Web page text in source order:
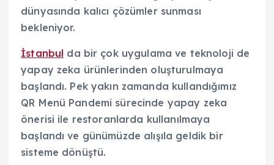
dünyasında kalıcı çözümler sunması
bekleniyor.
İstanbul da bir çok uygulama ve teknoloji de
yapay zeka ürünlerinden oluşturulmaya
başlandı. Pek yakın zamanda kullandığımız
QR Menü Pandemi sürecinde yapay zeka
önerisi ile restoranlarda kullanılmaya
başlandı ve günümüzde alışıla geldik bir
sisteme dönüştü.